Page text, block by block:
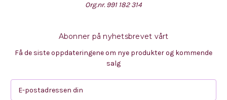
Org.nr. 991 182 314
Abonner på nyhetsbrevet vårt
Få de siste oppdateringene om nye produkter og kommende
salg